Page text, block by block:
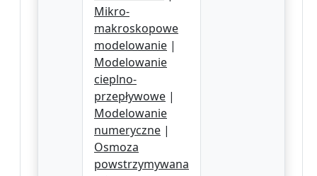
Mikro-
makroskopowe
modelowanie |
Modelowanie
cieplno-
przepływowe |
Modelowanie
numeryczne |
Osmoza
powstrzymywana